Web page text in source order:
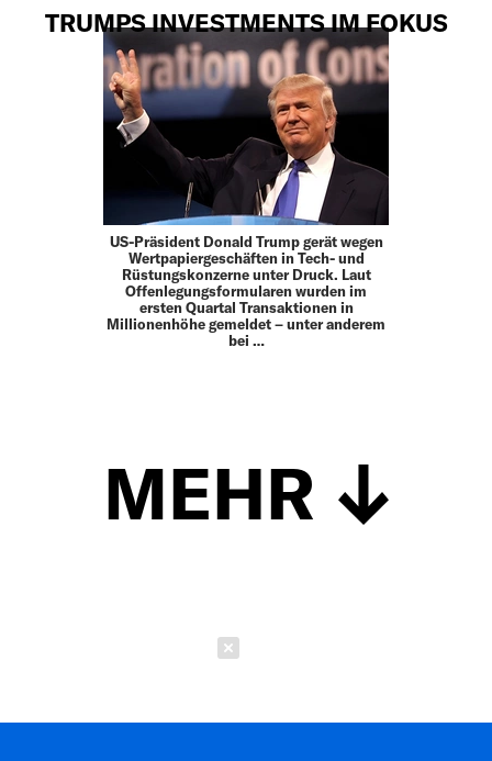
TRUMPS INVESTMENTS IM FOKUS
US-Präsident Donald Trump gerät wegen
Wertpapiergeschäften in Tech- und
Rüstungskonzerne unter Druck. Laut
Offenlegungsformularen wurden im
ersten Quartal Transaktionen in
Millionenhöhe gemeldet – unter anderem
bei …
MEHR